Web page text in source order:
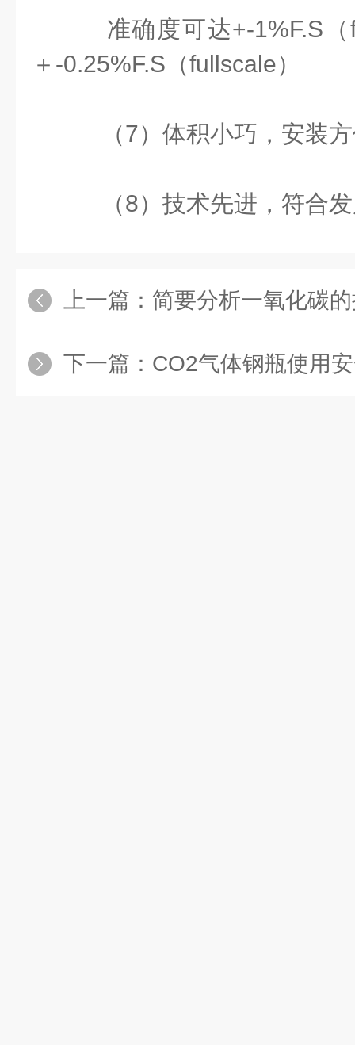
准确度可达+-1%F.S（
＋-0.25%F.S（fullscale）
（7）体积小巧，安装
（8）技术先进，符合
上一篇： 简要分析一氧化碳
下一篇： CO2气体钢瓶使用